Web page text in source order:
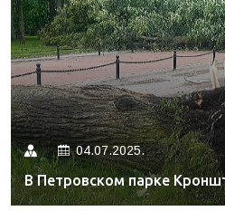
04.07.2025.
В Петровском парке